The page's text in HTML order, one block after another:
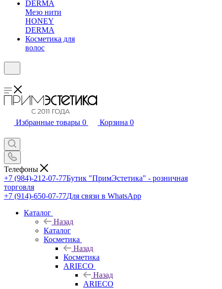
Мезо нити
HONEY
DERMA
Косметика для
волос
Избранные товары 0 Корзина 0
Телефоны
+7 (984)-212-07-77Бутик "ПримЭстетика" - розничная
торговля
+7 (914)-650-07-77Для связи в WhatsApp
Каталог
Назад
Каталог
Косметика
Назад
Косметика
ARIECO
Назад
ARIECO